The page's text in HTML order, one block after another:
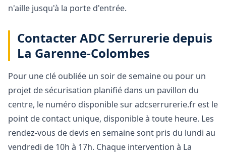
n'aille jusqu'à la porte d'entrée.
Contacter ADC Serrurerie depuis
La Garenne-Colombes
Pour une clé oubliée un soir de semaine ou pour un
projet de sécurisation planifié dans un pavillon du
centre, le numéro disponible sur adcserrurerie.fr est le
point de contact unique, disponible à toute heure. Les
rendez-vous de devis en semaine sont pris du lundi au
vendredi de 10h à 17h. Chaque intervention à La